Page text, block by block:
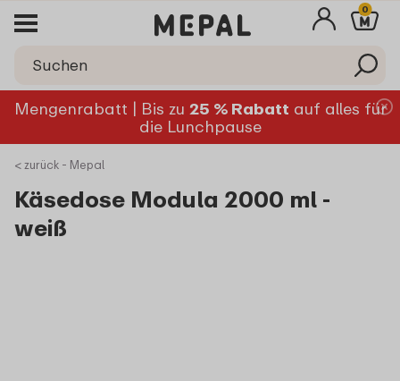
0
Mengenrabatt | Bis zu 25 % Rabatt auf alles für
die Lunchpause
< zurück - Mepal
Käsedose Modula 2000 ml -
weiß